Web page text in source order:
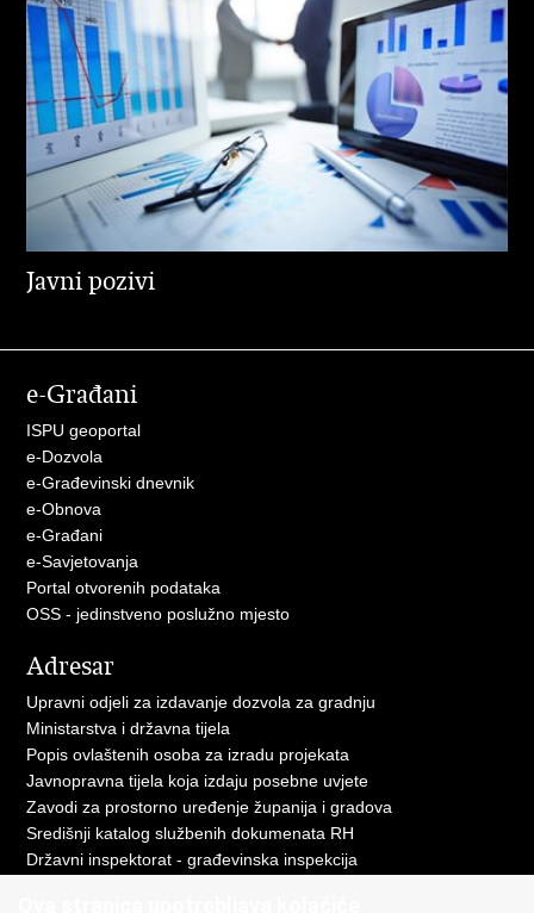
Javni pozivi
e-Građani
ISPU geoportal
e-Dozvola
e-Građevinski dnevnik
e-Obnova
e-Građani
e-Savjetovanja
Portal otvorenih podataka
OSS - jedinstveno poslužno mjesto
Adresar
Upravni odjeli za izdavanje dozvola za gradnju
Ministarstva i državna tijela
Popis ovlaštenih osoba za izradu projekata
Javnopravna tijela koja izdaju posebne uvjete
Zavodi za prostorno uređenje županija i gradova
Središnji katalog službenih dokumenata RH
Državni inspektorat - građevinska inspekcija